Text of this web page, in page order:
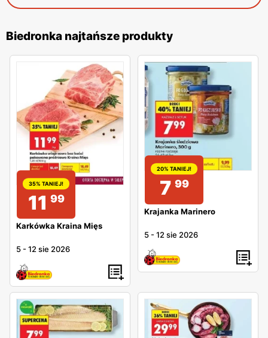
Biedronka najtańsze produkty
35% TANIEJ!
11 99
Karkówka Kraina Mięs
5 -12 sie 2026
20% TANIEJ!
7 99
Krajanka Marinero
5 -12 sie 2026